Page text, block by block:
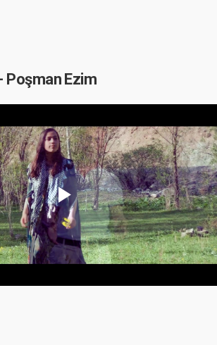
Poşman Ezim
Play
Video